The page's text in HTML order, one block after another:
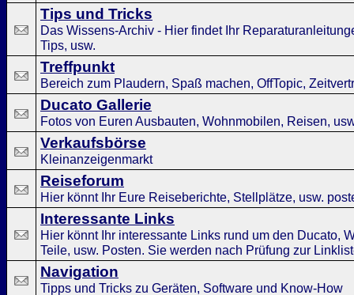
Tips und Tricks
Das Wissens-Archiv - Hier findet Ihr
Tips, usw.
Treffpunkt
Bereich zum Plaudern, Spaß machen, OffTopic,
Ducato Gallerie
Fotos von Euren Ausbauten, Wohnmobilen, Reisen,
Verkaufsbörse
Kleinanzeigenmarkt
Reiseforum
Hier könnt Ihr Eure Reiseberichte, Stellplätze, usw.
Interessante Links
Hier könnt Ihr interessante Links rund um den Ducato,
Teile, usw. Posten. Sie werden nach Prüfung zur
Navigation
Tipps und Tricks zu Geräten, Software und Know-How